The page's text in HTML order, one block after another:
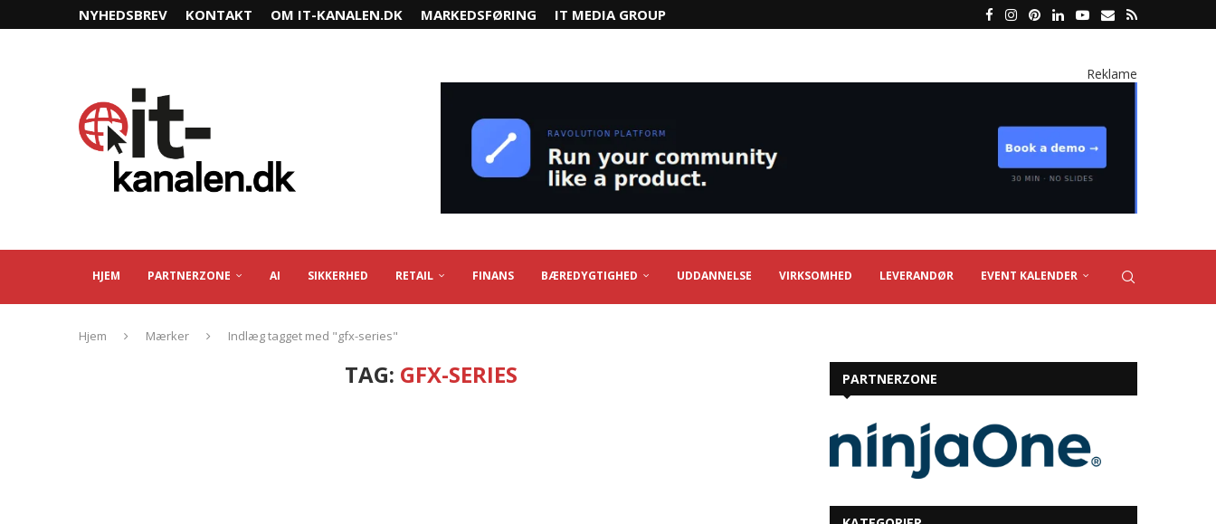
NYHEDSBREV KONTAKT OM IT-KANALEN.DK MARKEDSFØRING IT MEDIA GROUP
Reklame
HJEM PARTNERZONE AI SIKKERHED RETAIL FINANS BÆREDYGTIGHED UDDANNELSE VIRKSOMHED LEVERANDØR EVENT KALENDER
Hjem Mærker Indlæg tagget med "gfx-series"
TAG: GFX-SERIES PARTNERZONE